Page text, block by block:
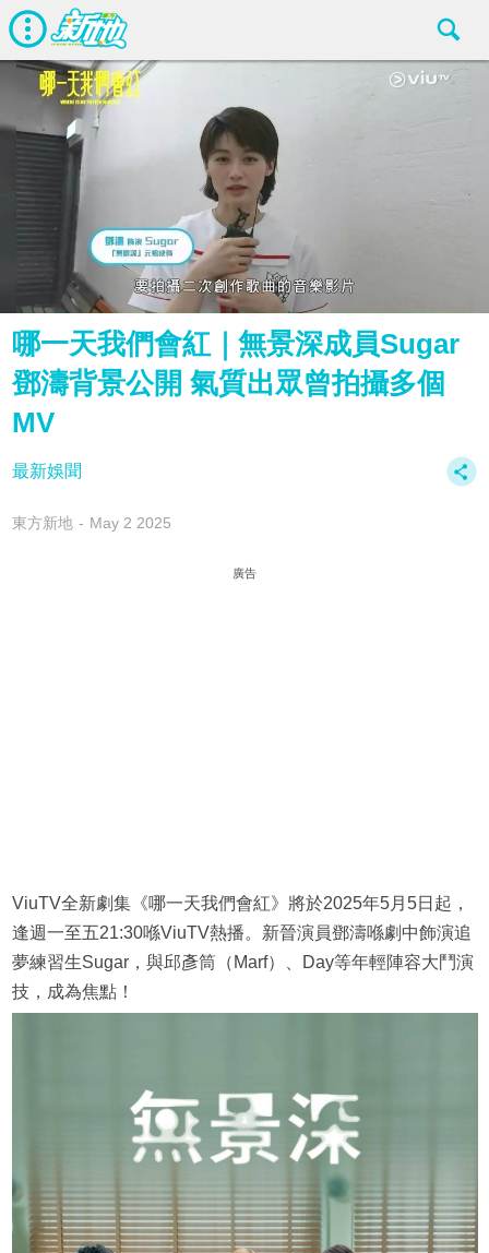
哪一天我們會紅｜無景深成員Sugar
鄧濤背景公開 氣質出眾曾拍攝多個
MV
最新娛聞
東方新地 May 2 2025
廣告
ViuTV全新劇集《哪一天我們會紅》將於2025年5月5日起，
逢週一至五21:30喺ViuTV熱播。新晉演員鄧濤喺劇中飾演追
夢練習生Sugar，與邱彥筒（Marf）、Day等年輕陣容大鬥演
技，成為焦點！